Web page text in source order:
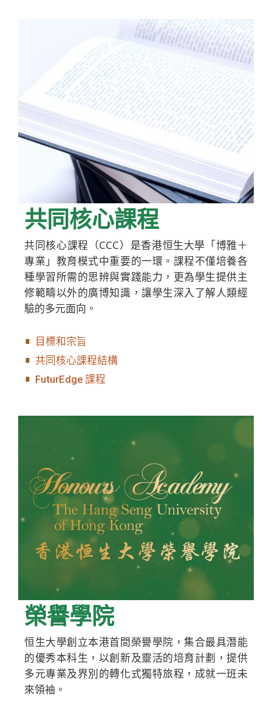
共同核心課程
共同核心課程（CCC）是香港恒生大學「博雅＋
專業」教育模式中重要的一環。課程不僅培養各
種學習所需的思辨與實踐能力，更為學生提供主
修範疇以外的廣博知識，讓學生深入了解人類經
驗的多元面向。
目標和宗旨
共同核心課程結構
FuturEdge 課程
榮譽學院
恒生大學創立本港首間榮譽學院，集合最具潛能
的優秀本科生，以創新及靈活的培育計劃，提供
多元專業及界別的轉化式獨特旅程，成就一班未
來領袖。